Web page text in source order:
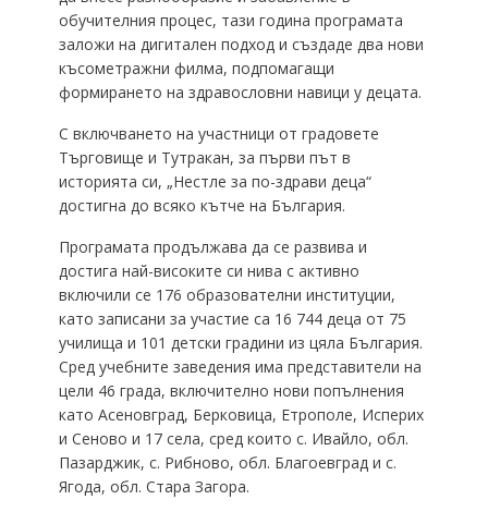
обучителния процес, тази година програмата
заложи на дигитален подход и създаде два нови
късометражни филма, подпомагащи
формирането на здравословни навици у децата.
С включването на участници от градовете
Търговище и Тутракан, за първи път в
историята си, „Нестле за по-здрави деца“
достигна до всяко кътче на България.
Програмата продължава да се развива и
достига най-високите си нива с активно
включили се 176 образователни институции,
като записани за участие са 16 744 деца от 75
училища и 101 детски градини из цяла България.
Сред учебните заведения има представители на
цели 46 града, включително нови попълнения
като Асеновград, Берковица, Етрополе, Исперих
и Сеново и 17 села, сред които с. Ивайло, обл.
Пазарджик, с. Рибново, обл. Благоевград и с.
Ягода, обл. Стара Загора.